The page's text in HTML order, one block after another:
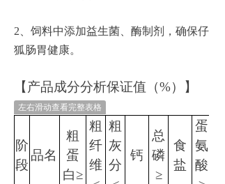
2、 饲料中添加益生菌、酶制剂，确保仔
狐肠胃健康。
【产品成分分析保证值（%） 】
左右滑动查看完整表格
阶
段
品名
粗
蛋
白≥
粗
纤
维
粗
灰
分
钙
总
磷
≥
食
盐
蛋
氨
酸